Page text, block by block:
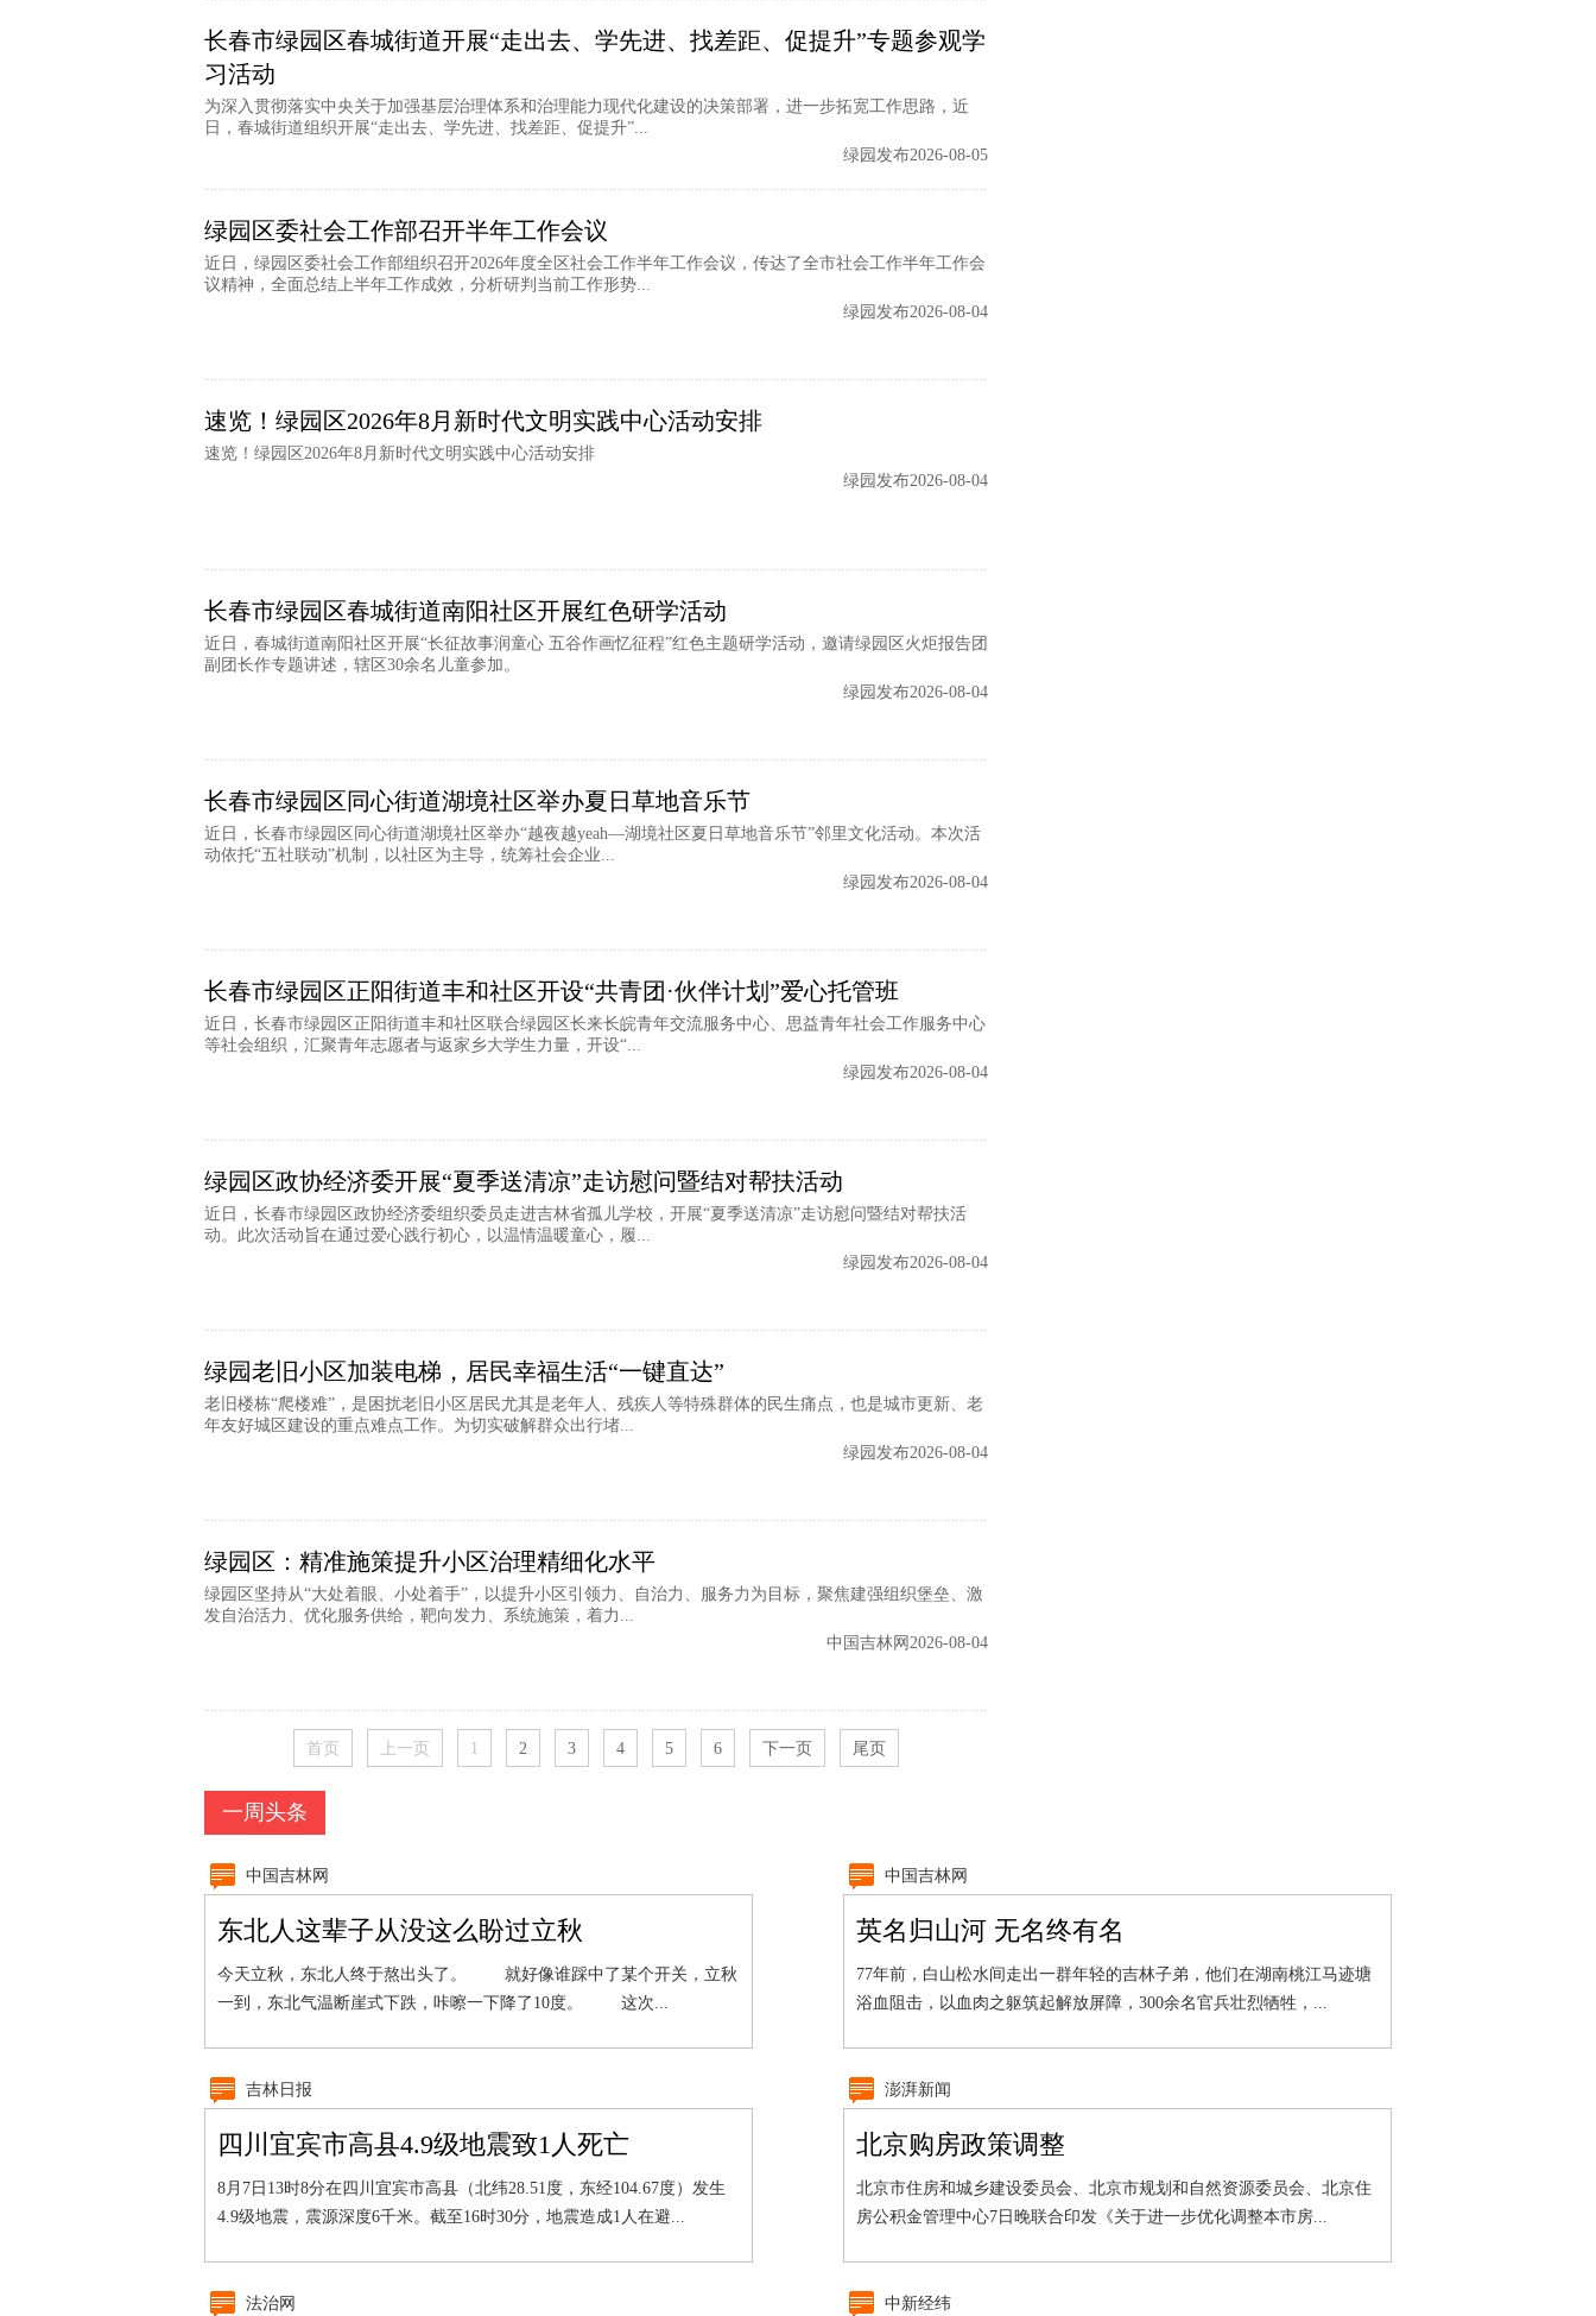
长春市绿园区春城街道开展“走出去、学先进、找差距、促提升”专题参观学
习活动
为深入贯彻落实中央关于加强基层治理体系和治理能力现代化建设的决策部署，进一步拓宽工作思路，近
日，春城街道组织开展“走出去、学先进、找差距、促提升”...
绿园发布2026-08-05
绿园区委社会工作部召开半年工作会议
近日，绿园区委社会工作部组织召开2026年度全区社会工作半年工作会议，传达了全市社会工作半年工作会
议精神，全面总结上半年工作成效，分析研判当前工作形势...
绿园发布2026-08-04
速览！绿园区2026年8月新时代文明实践中心活动安排
速览！绿园区2026年8月新时代文明实践中心活动安排
绿园发布2026-08-04
长春市绿园区春城街道南阳社区开展红色研学活动
近日，春城街道南阳社区开展“长征故事润童心 五谷作画忆征程”红色主题研学活动，邀请绿园区火炬报告团
副团长作专题讲述，辖区30余名儿童参加。
绿园发布2026-08-04
长春市绿园区同心街道湖境社区举办夏日草地音乐节
近日，长春市绿园区同心街道湖境社区举办“越夜越yeah—湖境社区夏日草地音乐节”邻里文化活动。本次活
动依托“五社联动”机制，以社区为主导，统筹社会企业...
绿园发布2026-08-04
长春市绿园区正阳街道丰和社区开设“共青团·伙伴计划”爱心托管班
近日，长春市绿园区正阳街道丰和社区联合绿园区长来长皖青年交流服务中心、思益青年社会工作服务中心
等社会组织，汇聚青年志愿者与返家乡大学生力量，开设“...
绿园发布2026-08-04
绿园区政协经济委开展“夏季送清凉”走访慰问暨结对帮扶活动
近日，长春市绿园区政协经济委组织委员走进吉林省孤儿学校，开展“夏季送清凉”走访慰问暨结对帮扶活
动。此次活动旨在通过爱心践行初心，以温情温暖童心，履...
绿园发布2026-08-04
绿园老旧小区加装电梯，居民幸福生活“一键直达”
老旧楼栋“爬楼难”，是困扰老旧小区居民尤其是老年人、残疾人等特殊群体的民生痛点，也是城市更新、老
年友好城区建设的重点难点工作。为切实破解群众出行堵...
绿园发布2026-08-04
绿园区：精准施策提升小区治理精细化水平
绿园区坚持从“大处着眼、小处着手”，以提升小区引领力、自治力、服务力为目标，聚焦建强组织堡垒、激
发自治活力、优化服务供给，靶向发力、系统施策，着力...
中国吉林网2026-08-04
首页 上一页 1 2 3 4 5 6 下一页 尾页